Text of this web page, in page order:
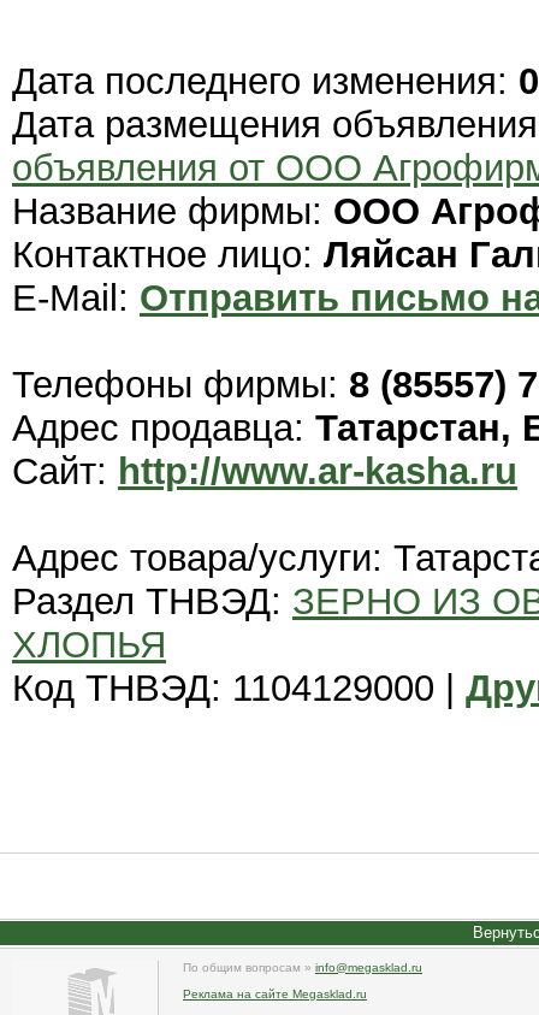
Дата последнего изменения:
Дата размещения
объявления от ООО
Название фирмы: ООО
Контактное лицо: Ляйсан
E-Mail: Отправить письмо
Телефоны фирмы: 8 (85557)
Адрес продавца: Татарстан,
Сайт: http://www.ar-kasha.ru
Адрес товара/услуги:
Раздел ТНВЭД: ЗЕРНО ИЗ
ХЛОПЬЯ
Код ТНВЭД: 1104129000 |
По общим вопросам » info@megasklad.ru
Реклама на сайте Megasklad.ru